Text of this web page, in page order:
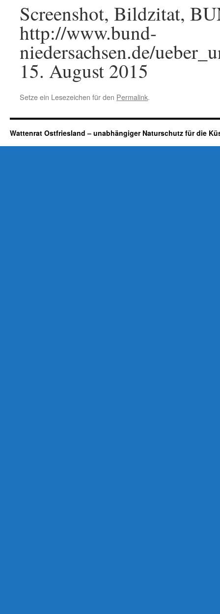
Screenshot, Bildzitat,
http://www.bund-
niedersachsen.de/
15. August 2015
Setze ein Lesezeichen für den Permalink.
Wattenrat Ostfriesland – unabhängiger Naturschutz für die